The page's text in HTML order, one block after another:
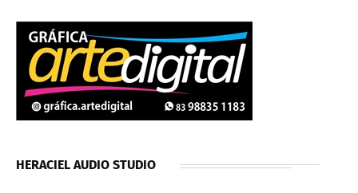
HERACIEL AUDIO STUDIO